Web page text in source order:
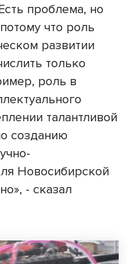
проблема, но
что роль
развитии
только
роль в
талантливой
созданию
Новосибирской
- сказал